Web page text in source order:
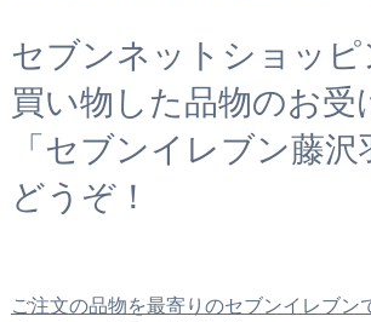
セブンネットショッピ
買い物した品物のお受
「セブンイレブン藤
どうぞ！
ご注文の品物を最寄りのセブンイレブン